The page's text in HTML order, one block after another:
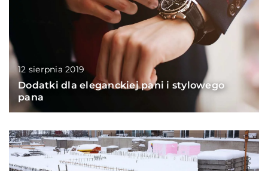
12 sierpnia 2019
Dodatki dla eleganckiej pani i stylowego
pana